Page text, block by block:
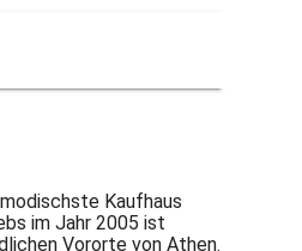
Kaufhaus
im Jahr 2005 ist
Vororte von Athen.